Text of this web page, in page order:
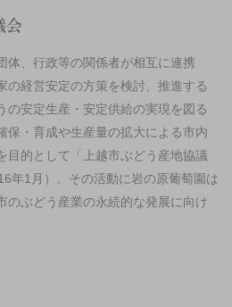
体、行政等の関係者が相互に連携
の経営安定の方策を検討、推進する
の安定生産・安定供給の実現を図る
保・育成や生産量の拡大による市内
目的として「上越市ぶどう産地協議
年1月）。その活動に岩の原葡萄園は
のぶどう産業の永続的な発展に向け